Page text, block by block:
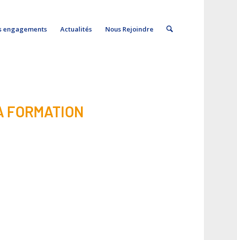
engagements Actualités Nous Rejoindre
FORMATION